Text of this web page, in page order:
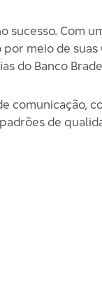
sucesso. Com
meio de suas
do Banco
comunicação,
de